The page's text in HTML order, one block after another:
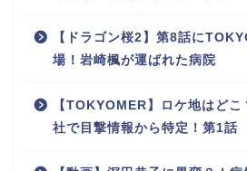
【ドラゴン桜2】第8話に
場！岩崎楓が運ばれた病院
【TOKYOMER】ロケ地はど
社で目撃情報から特定！第1話